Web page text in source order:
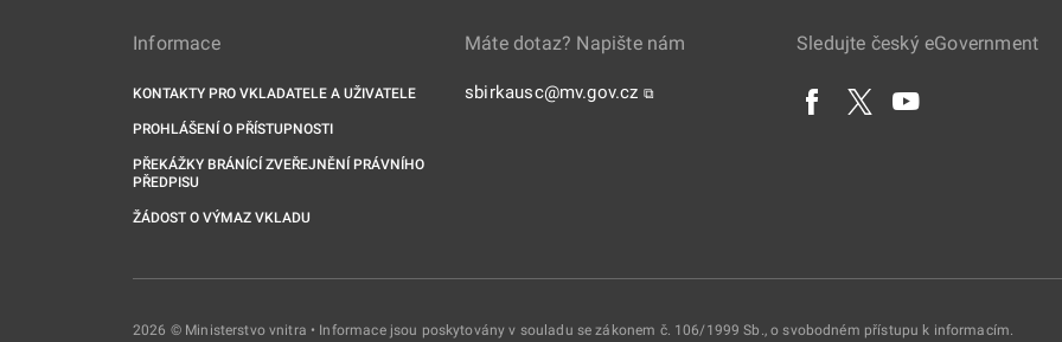
Informace
KONTAKTY PRO VKLADATELE A UŽIVATELE
PROHLÁŠENÍ O PŘÍSTUPNOSTI
PŘEKÁŽKY BRÁNÍCÍ ZVEŘEJNĚNÍ PRÁVNÍHO
PŘEDPISU
ŽÁDOST O VÝMAZ VKLADU
Máte dotaz? Napište nám
sbirkausc@mv.gov.cz ⧉
Sledujte český eGovernment
2026 © Ministerstvo vnitra • Informace jsou poskytovány v souladu se zákonem č. 106/1999 Sb., o svobodném přístupu k informacím.